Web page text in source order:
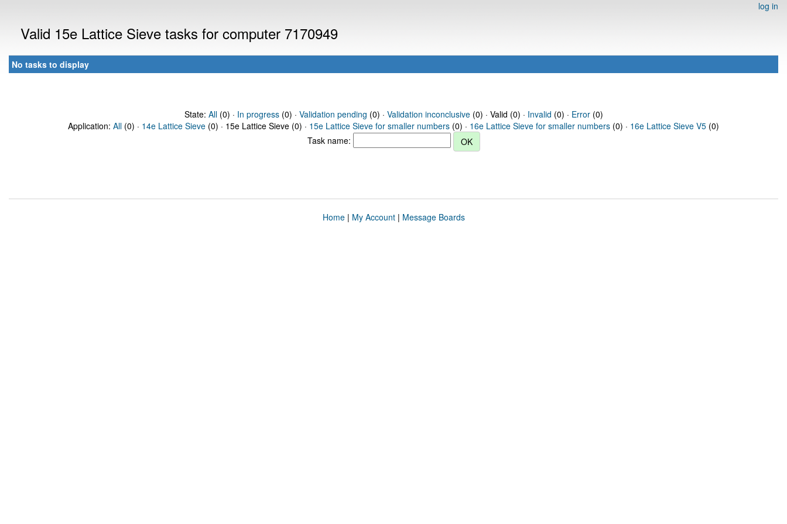
log in
Valid 15e Lattice Sieve tasks for computer 7170949
No tasks to display
State: All(0) · In progress(0) · Validation pending (0) · Validation inconclusive(0) · Valid (0) · Invalid (0) · Error(0)
Application: All (0) · 14e Lattice Sieve (0) · 15e Lattice Sieve (0) · 15e Lattice Sieve for smaller numbers (0) · 16e Lattice Sieve for smaller numbers (0) · 16e Lattice Sieve V5 (0)
Task name:
Home| My Account| Message Boards